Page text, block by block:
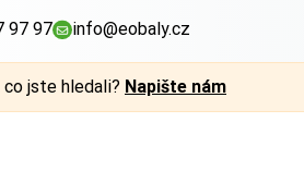
97 97 info@eobaly.cz
jste hledali? Napište nám